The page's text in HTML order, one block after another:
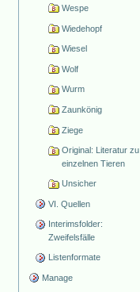
Wespe
Wiedehopf
Wiesel
Wolf
Wurm
Zaunkönig
Ziege
Original: Literatur zu
einzelnen Tieren
Unsicher
VI. Quellen
Interimsfolder:
Zweifelsfälle
Listenformate
Manage